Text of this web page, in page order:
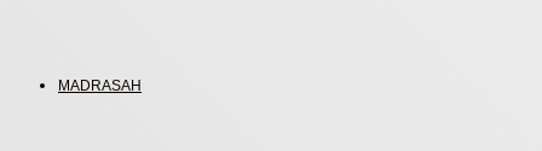
MADRASAH